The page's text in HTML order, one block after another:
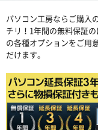
パソコン工房ならご購入
チリ！1年間の無料保証
の各種オプションをご用
だけます。